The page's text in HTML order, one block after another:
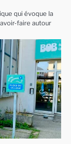
qui évoque la
faire autour